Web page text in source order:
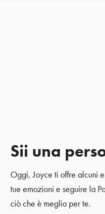
Sii una
Oggi, Joyce ti offre alcuni
tue emozioni e seguire la
ciò che è meglio per te.